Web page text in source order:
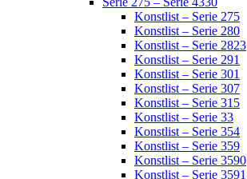
Konstlist – Serie 275
Konstlist – Serie 280
Konstlist – Serie 2823
Konstlist – Serie 291
Konstlist – Serie 301
Konstlist – Serie 307
Konstlist – Serie 315
Konstlist – Serie 33
Konstlist – Serie 354
Konstlist – Serie 359
Konstlist – Serie 3590
Konstlist – Serie 3591